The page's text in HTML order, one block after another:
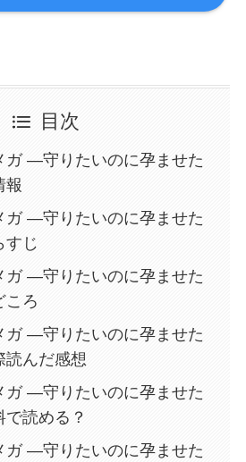
目次
ガ ―守りたいのに孕ませた
報
ガ ―守りたいのに孕ませた
じ
ガ ―守りたいのに孕ませた
ろ
ガ ―守りたいのに孕ませた
んだ感想
ガ ―守りたいのに孕ませた
読める？
ガ ―守りたいのに孕ませた